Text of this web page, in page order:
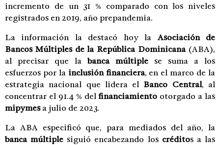
incremento de un 31 % comparado con los niveles
registrados en 2019, año prepandemia.
La información la destacó hoy la Asociación de
Bancos Múltiples de la República Dominicana(ABA),
al precisar que la banca múltiple se suma a los
esfuerzos por la inclusión financiera, en el marco de la
estrategia nacional que lidera el Banco Central, al
concentrar el 91.4 % delfinanciamiento otorgado a las
mipymesa julio de 2023.
La ABA especificó que, para mediados del año, la
banca múltiple siguió encabezando los créditos a las